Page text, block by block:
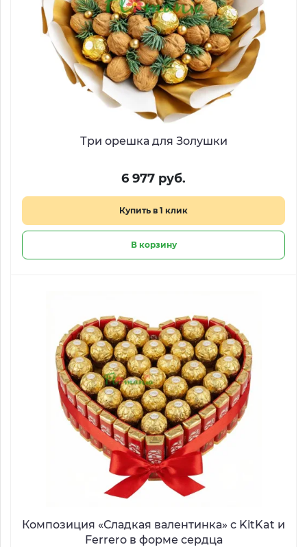
Три орешка для Золушки
6 977 руб.
Купить в 1 клик
В корзину
Композиция «Сладкая валентинка» с KitKat и
Ferrero в форме сердца